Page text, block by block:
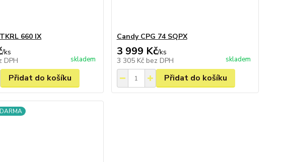
660 IX
/ks
DPH skladem
Přidat do košíku
Candy CPG 74 SQPX
3 999 Kč/ks
3 305 Kč bez DPH skladem
Přidat do košíku